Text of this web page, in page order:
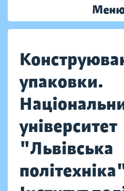
упаковки.
університет
"Львівська